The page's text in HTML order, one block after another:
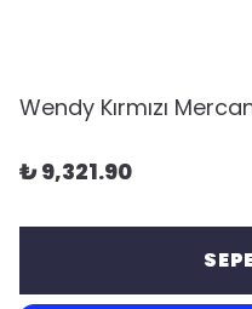
Wendy Kırmızı
₺ 9,321.90